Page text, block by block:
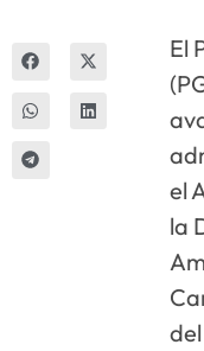
El
el
la